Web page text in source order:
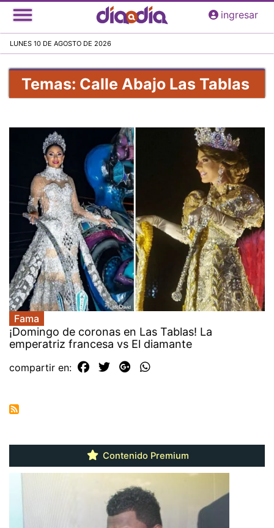
Pasar
al
principal
ingresar
LUNES 10 DE AGOSTO DE 2026
Temas: Calle Abajo Las Tablas
Fama
¡Domingo de coronas en Las Tablas! La
emperatriz francesa vs El diamante
compartir en:
Contenido Premium